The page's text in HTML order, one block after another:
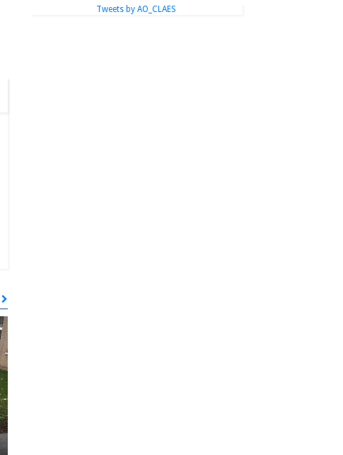
Tweets by AO_CLAES